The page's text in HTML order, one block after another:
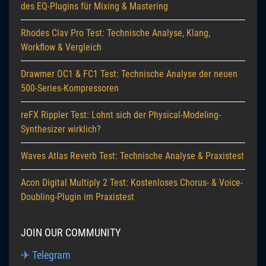
des EQ-Plugins für Mixing & Mastering
Rhodes Clav Pro Test: Technische Analyse, Klang,
Workflow & Vergleich
Drawmer OC1 & FC1 Test: Technische Analyse der neuen
500-Series-Kompressoren
reFX Rippler Test: Lohnt sich der Physical-Modeling-
Synthesizer wirklich?
Waves Atlas Reverb Test: Technische Analyse & Praxistest
Acon Digital Multiply 2 Test: Kostenloses Chorus- & Voice-
Doubling-Plugin im Praxistest
JOIN OUR COMMUNITY
✈ Telegram